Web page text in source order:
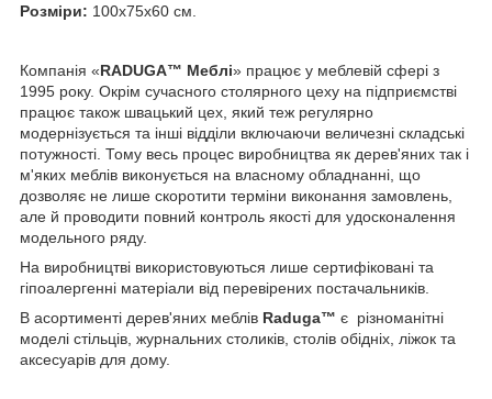
Розміри: 100х75х60 см.
Компанія «RADUGA™ Меблі» працює у меблевій сфері з
1995 року. Окрім сучасного столярного цеху на підприємстві
працює також швацький цех, який теж регулярно
модернізується та інші відділи включаючи величезні складські
потужності. Тому весь процес виробництва як дерев'яних так і
м'яких меблів виконується на власному обладнанні, що
дозволяє не лише скоротити терміни виконання замовлень,
але й проводити повний контроль якості для удосконалення
модельного ряду.
На виробництві використовуються лише сертифіковані та
гіпоалергенні матеріали від перевірених постачальників.
В асортименті дерев'яних меблів Raduga™ є різноманітні
моделі стільців, журнальних столиків, столів обідніх, ліжок та
аксесуарів для дому.